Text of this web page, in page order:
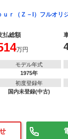
ｒ（Ｚ－I）フルオリ
払総額
万円
モデル年式
1975年
初度登録年
国内未登録(中古)